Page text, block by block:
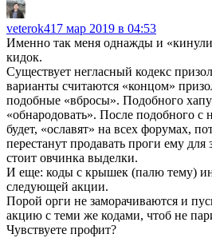
veterok417 мар 2019 в 04:53
Именно так меня однажды и
кидок.
Существует негласный кодекс
варианты считаются «концом»
подобные «вбросы». Подобного
«обнародовать». После подобного с
будет, «ославят» на всех форумах,
перестанут продавать проги ему
стоит овчинка выделки.
И еще: коды с крышек (палю тему)
следующей акции.
Порой орги не заморачиваются и
акцию с теми же кодами, чтоб не
Чувствуете профит?